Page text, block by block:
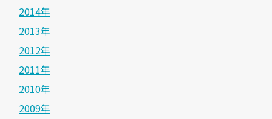
2014年
2013年
2012年
2011年
2010年
2009年